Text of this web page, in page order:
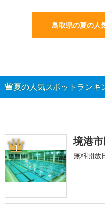
鳥取県の夏の人
夏の人気スポットランキ
1 境港
無料開放